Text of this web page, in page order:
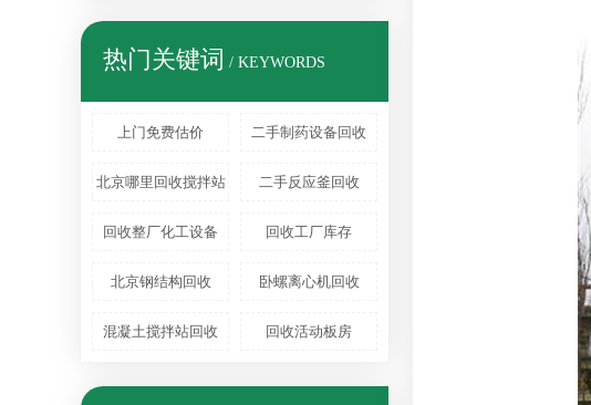
热门关键词 / KEYWORDS
上门免费估价 二手制药设备回收
北京哪里回收搅拌站 二手反应釜回收
回收整厂化工设备 回收工厂库存
北京钢结构回收 卧螺离心机回收
混凝土搅拌站回收 回收活动板房